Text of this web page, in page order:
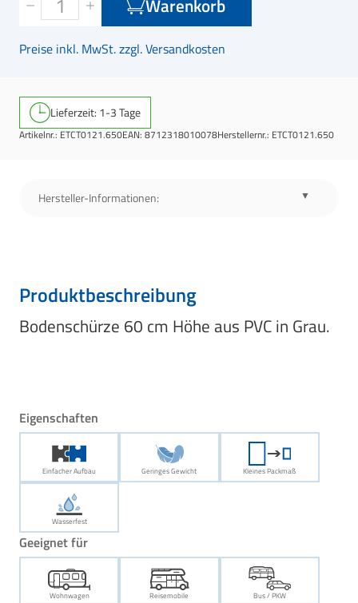
Warenkorb
Preise inkl. MwSt. zzgl. Versandkosten
Lieferzeit: 1-3 Tage
Artikelnr.: ETCT0121.650EAN: 8712318010078Herstellernr.: ETCT0121.650
Hersteller-Informationen:
Produktbeschreibung
Bodenschürze 60 cm Höhe aus PVC in Grau.
Eigenschaften
Einfacher Aufbau Geringes Gewicht Kleines Packmaß
Wasserfest
Geeignet für
Wohnwagen Reisemobile Bus / PKW